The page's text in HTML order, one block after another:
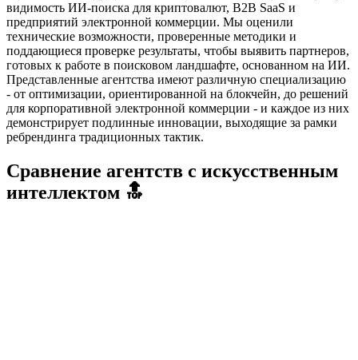
видимость ИИ-поиска для криптовалют, B2B SaaS и
предприятий электронной коммерции. Мы оценили
технические возможности, проверенные методики и
поддающиеся проверке результаты, чтобы выявить партнеров,
готовых к работе в поисковом ландшафте, основанном на ИИ.
Представленные агентства имеют различную специализацию
- от оптимизации, ориентированной на блокчейн, до решений
для корпоративной электронной коммерции - и каждое из них
демонстрирует подлинные инновации, выходящие за рамки
ребрендинга традиционных тактик.
Сравнение агентств с искусственным
интеллектом 🔝